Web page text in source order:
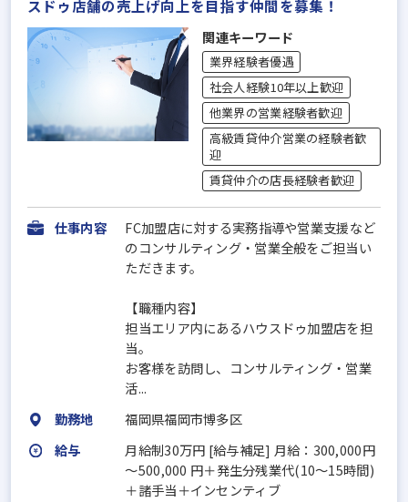
スドゥ店舗の売上げ向上を目指す仲間を募集！
関連キーワード
業界経験者優遇
社会人経験10年以上歓迎
他業界の営業経験者歓迎
高級賃貸仲介営業の経験者歓
迎
賃貸仲介の店長経験者歓迎
仕事内容
FC加盟店に対する実務指導や営業支援など
のコンサルティング・営業全般をご担当い
ただきます。
【職種内容】
担当エリア内にあるハウスドゥ加盟店を担
当。
お客様を訪問し、コンサルティング・営業
活...
勤務地
福岡県福岡市博多区
給与
月給制30万円 [給与補足] 月給：300,000円
～500,000 円＋発生分残業代(10～15時間)
＋諸手当＋インセンティブ